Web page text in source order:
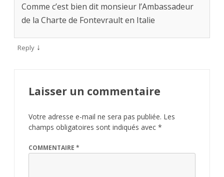
Comme c’est bien dit monsieur l’Ambassadeur
de la Charte de Fontevrault en Italie
Reply ↓
Laisser un commentaire
Votre adresse e-mail ne sera pas publiée. Les
champs obligatoires sont indiqués avec *
COMMENTAIRE *